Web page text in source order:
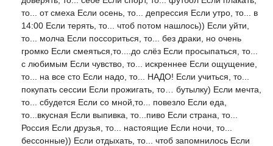
то... от смеха Если осень, то... депрессия Если утро, то... в
14:00 Если терять, то... чтоб потом нашлось)) Если уйти,
то... молча Если поссориться, то... без драки, но очень
громко Если смеяться,то....до слёз Если просыпаться, то...
с любимым Если чувство, то... искреннее Если ощущение,
то... на все сто Если надо, то... НАДО! Если учиться, то...
покупать сессии Если прожигать, то… бутылку) Если мечта,
то... сбудется Если со мной,то... повезло Если еда,
то...вкусная Если выпивка, то...пиво Если страна, то...
Россия Если друзья, то... настоящие Если ночи, то...
бессонные)) Если отдыхать, то... чтоб запомнилось Если